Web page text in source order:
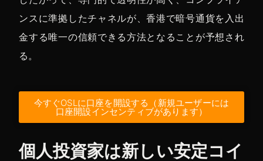
ンスに準拠したチャネルが、香港で暗号通貨を入出
金する唯一の信頼できる方法となることが予想され
る。
今すぐOSLに口座を開設する（新規ユーザーには
口座開設インセンティブがあります）
個人投資家は新しい安定コイ